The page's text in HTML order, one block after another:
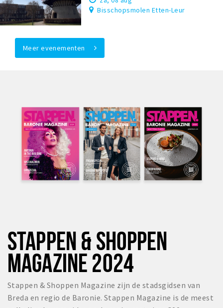
Bisschopsmolen Etten-Leur
Meer evenementen
STAPPEN & SHOPPEN
MAGAZINE 2024
Stappen & Shoppen Magazine zijn de stadsgidsen van
Breda en regio de Baronie. Stappen Magazine is de meest